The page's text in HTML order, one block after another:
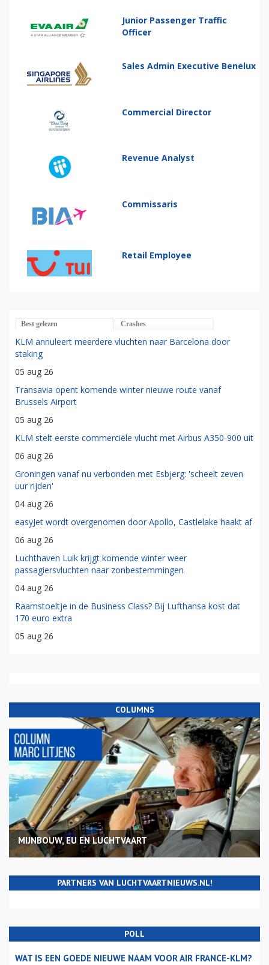
Junior Passenger Traffic
Officer
Sales Admin Executive Benelux
Commercial Director
Revenue Analyst
Commissaris
Retail Employee
Best gelezen Crashes
KLM annuleert meerdere vluchten naar Barcelona door
staking
05 aug 26
Transavia opent komende winter nieuwe route vanaf
Brussels Airport
05 aug 26
KLM stelt eerste commerciële vlucht met Airbus A350-900 uit
06 aug 26
Groningen vanaf nu verbonden met Esbjerg: 'scheelt zeven
uur rijden'
04 aug 26
easyJet wordt overgenomen door Apollo, Castlelake haakt af
06 aug 26
Luchthaven Luik krijgt komende winter weer
passagiersvluchten naar zonbestemmingen
04 aug 26
Raamstoeltje in de Business Class? Bij Lufthansa kost dat
170 euro extra
05 aug 26
COLUMNS
MIJNBOUW, EU EN LUCHTVAART
PARTNERS VAN LUCHTVAARTNIEUWS.NL!
POLL
WAT IS EEN GOEDE NIEUWE NAAM VOOR AIR FRANCE-KLM?